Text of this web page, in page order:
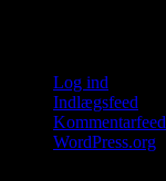
Log ind
Indlægsfeed
Kommentarfeed
WordPress.org